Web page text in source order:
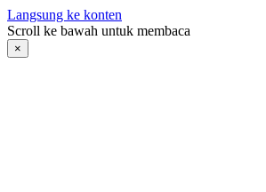
Langsung ke konten
Scroll ke bawah untuk membaca
×